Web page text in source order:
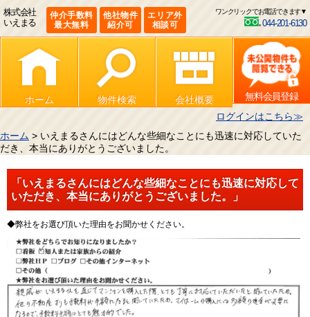
株式会社
いえまる
仲介手数料
最大無料
他社物件
紹介可
エリア外
相談可
ワンクリックでお電話できます▼
044-201-6130
ホーム 物件検索 会社概要
無料会員登録
ログインはこちら≫
ホーム > いえまるさんにはどんな些細なことにも迅速に対応していた
だき、本当にありがとうございました。
「いえまるさんにはどんな些細なことにも迅速に対応して
いただき、本当にありがとうございました。」
◆弊社をお選び頂いた理由をお聞かせください。